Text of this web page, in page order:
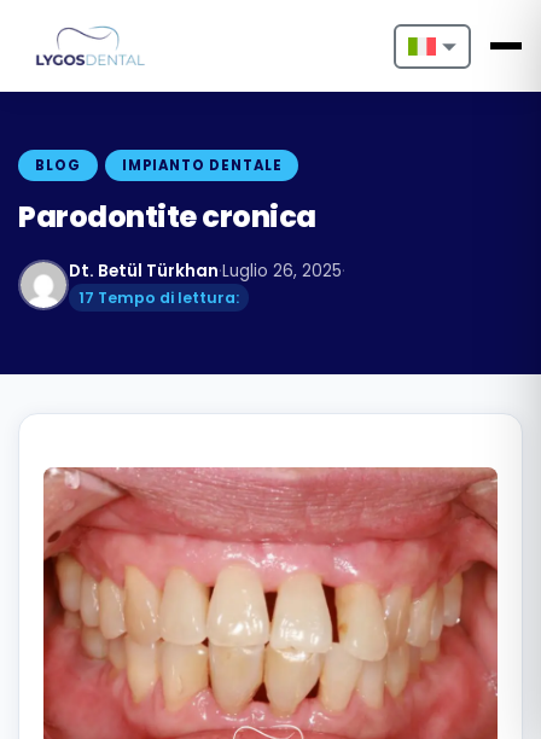
Nederlands
Español
Italiano
Български
Română
Русский
BLOG IMPIANTO DENTALE
Parodontite cronica
Dt. Betül Türkhan·Luglio 26, 2025·
17 Tempo di lettura: